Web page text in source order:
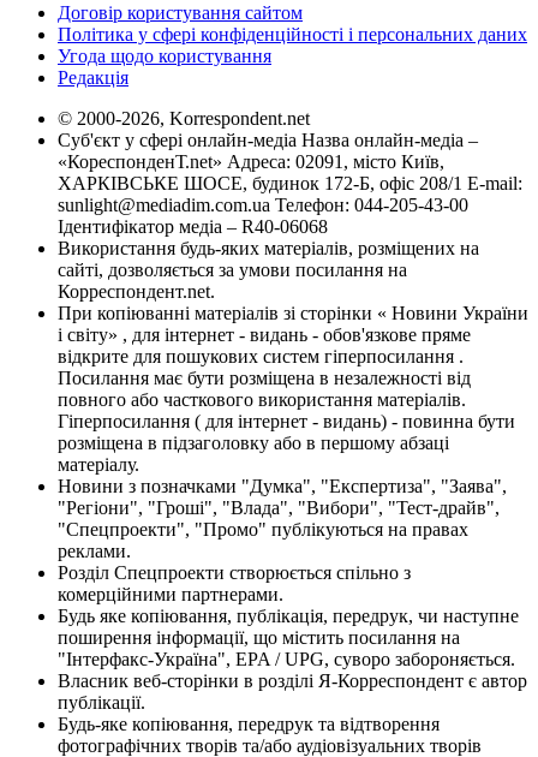
Договір користування сайтом
Політика у сфері конфіденційності і персональних даних
Угода щодо користування
Редакція
© 2000-2026, Korrespondent.net
Суб'єкт у сфері онлайн-медіа Назва онлайн-медіа –
«КореспонденТ.net» Адреса: 02091, місто Київ,
ХАРКІВСЬКЕ ШОСЕ, будинок 172-Б, офіс 208/1 E-mail:
sunlight@mediadim.com.ua Телефон: 044-205-43-00
Ідентифікатор медіа – R40-06068
Використання будь-яких матеріалів, розміщених на
сайті, дозволяється за умови посилання на
Корреспондент.net.
При копіюванні матеріалів зі сторінки « Новини України
і світу» , для інтернет - видань - обов'язкове пряме
відкрите для пошукових систем гіперпосилання .
Посилання має бути розміщена в незалежності від
повного або часткового використання матеріалів.
Гіперпосилання ( для інтернет - видань) - повинна бути
розміщена в підзаголовку або в першому абзаці
матеріалу.
Новини з позначками "Думка", "Експертиза", "Заява",
"Регіони", "Гроші", "Влада", "Вибори", "Тест-драйв",
"Спецпроекти", "Промо" публікуються на правах
реклами.
Розділ Спецпроекти створюється спільно з
комерційними партнерами.
Будь яке копіювання, публікація, передрук, чи наступне
поширення інформації, що містить посилання на
"Інтерфакс-Україна", EPA / UPG, суворо забороняється.
Власник веб-сторінки в розділі Я-Корреспондент є автор
публікації.
Будь-яке копіювання, передрук та відтворення
фотографічних творів та/або аудіовізуальних творів